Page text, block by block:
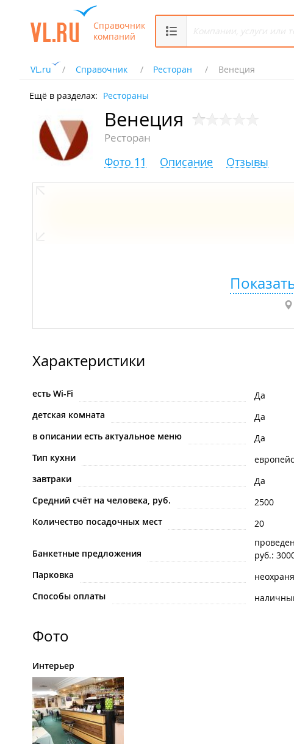
Справочник
компаний
VL.ru Справочник Ресторан Венеция
Ещё в разделах: Рестораны
Венеция
Ресторан
Фото 11 Описание Отзывы
Характеристики
есть Wi-Fi
Да
детская комната
Да
в описании есть актуальное меню
Да
Тип кухни
завтраки
Да
Средний счёт на человека, руб.
2500
Количество посадочных мест
20
Банкетные предложения
руб.:
Парковка
Способы оплаты
Фото
Интерьер